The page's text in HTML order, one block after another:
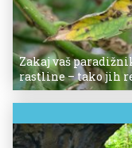
Zakaj vaš
rastline – tako jih